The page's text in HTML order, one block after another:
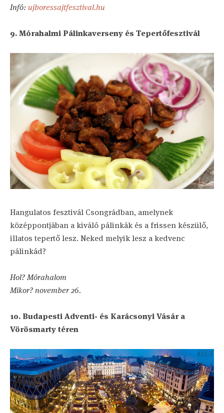
Infó:ujboressajtfesztival.hu
9. Mórahalmi Pálinkaverseny és Tepertőfesztivál
Hangulatos fesztivál Csongrádban, amelynek
középpontjában a kiváló pálinkák és a frissen készülő,
illatos tepertő lesz. Neked melyik lesz a kedvenc
pálinkád?
Hol? Mórahalom
Mikor? november 26.
10. Budapesti Adventi- és Karácsonyi Vásár a
Vörösmarty téren